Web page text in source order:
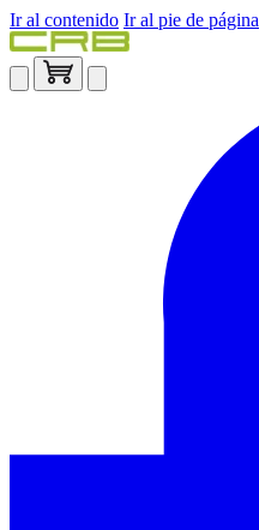
Ir al contenido Ir al pie de página